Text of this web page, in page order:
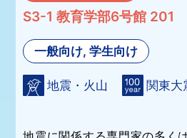
S3-1 教育学部6号館 201
一般向け, 学生向け
地震・火山 関東大